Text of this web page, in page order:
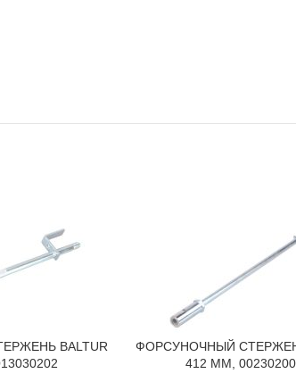
BALTUR
В КОРЗИНУ
ФОРСУНОЧНЫЙ
412 ММ,